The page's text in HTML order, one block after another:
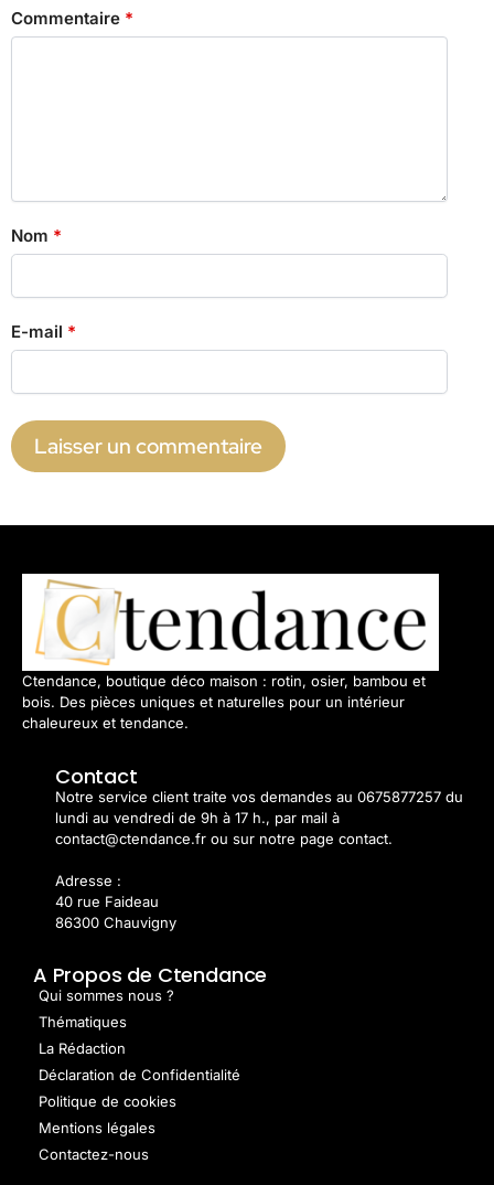
Commentaire *
Nom *
E-mail *
Ctendance, boutique déco maison : rotin, osier, bambou et
bois. Des pièces uniques et naturelles pour un intérieur
chaleureux et tendance.
Contact
Notre service client traite vos demandes au 0675877257 du
lundi au vendredi de 9h à 17 h., par mail à
contact@ctendance.fr ou sur notre page contact.
Adresse :
40 rue Faideau
86300 Chauvigny
A Propos de Ctendance
Qui sommes nous ?
Thématiques
La Rédaction
Déclaration de Confidentialité
Politique de cookies
Mentions légales
Contactez-nous